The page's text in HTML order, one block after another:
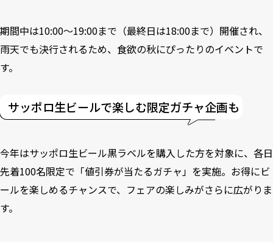
期間中は10:00～19:00まで（最終日は18:00まで）開催され、
雨天でも決行されるため、食欲の秋にぴったりのイベントで
す。
サッポロ生ビールで楽しむ限定ガチャ企画も
今年はサッポロ生ビール黒ラベルを購入した方を対象に、各日
先着100名限定で「値引券が当たるガチャ」を実施。お得にビ
ールを楽しめるチャンスで、フェアの楽しみがさらに広がりま
す。